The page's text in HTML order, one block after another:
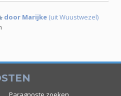
door Marijke (uit Wuustwezel)